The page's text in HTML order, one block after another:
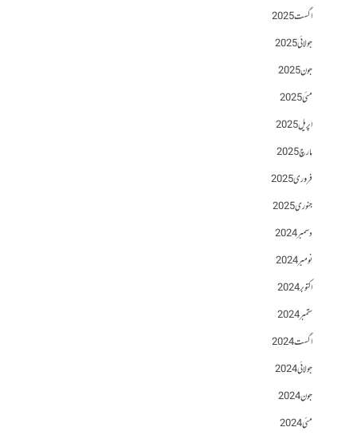
اگست 2025
جولائی 2025
جون 2025
مئی 2025
اپریل 2025
مارچ 2025
فروری 2025
جنوری 2025
دسمبر 2024
نومبر 2024
اکتوبر 2024
ستمبر 2024
اگست 2024
جولائی 2024
جون 2024
مئی 2024